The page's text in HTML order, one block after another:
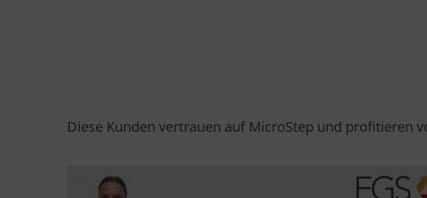
Diese Kunden vertrauen auf MicroStep und profitieren